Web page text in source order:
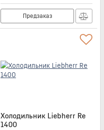
Предзаказ
Холодильник Liebherr Re
1400